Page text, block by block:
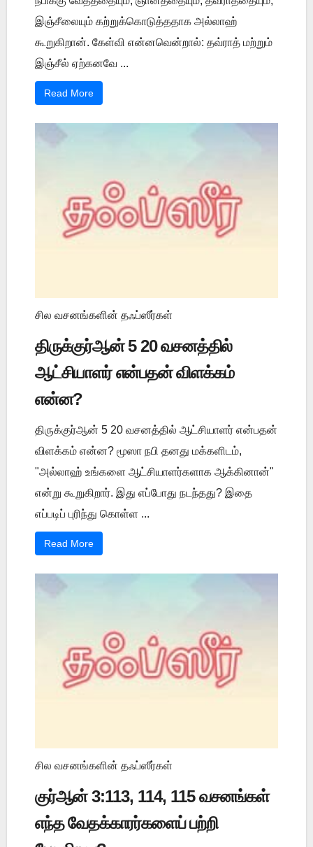
இஞ்சீலையும் கற்றுக்கொடுத்ததாக அல்லாஹ்
கூறுகிறான். கேள்வி என்னவென்றால்: தவ்ராத் மற்றும்
இஞ்சீல் ஏற்கனவே ...
Read More
சில வசனங்களின் தஃப்ஸீர்கள்
திருக்குர்ஆன் 5 20 வசனத்தில்
ஆட்சியாளர் என்பதன் விளக்கம்
என்ன?
திருக்குர்ஆன் 5 20 வசனத்தில் ஆட்சியாளர் என்பதன்
விளக்கம் என்ன? மூஸா நபி தனது மக்களிடம்,
"அல்லாஹ் உங்களை ஆட்சியாளர்களாக ஆக்கினான்"
என்று கூறுகிறார். இது எப்போது நடந்தது? இதை
எப்படிப் புரிந்து கொள்ள ...
Read More
சில வசனங்களின் தஃப்ஸீர்கள்
குர்ஆன் 3:113, 114, 115 வசனங்கள்
எந்த வேதக்காரர்களைப் பற்றி